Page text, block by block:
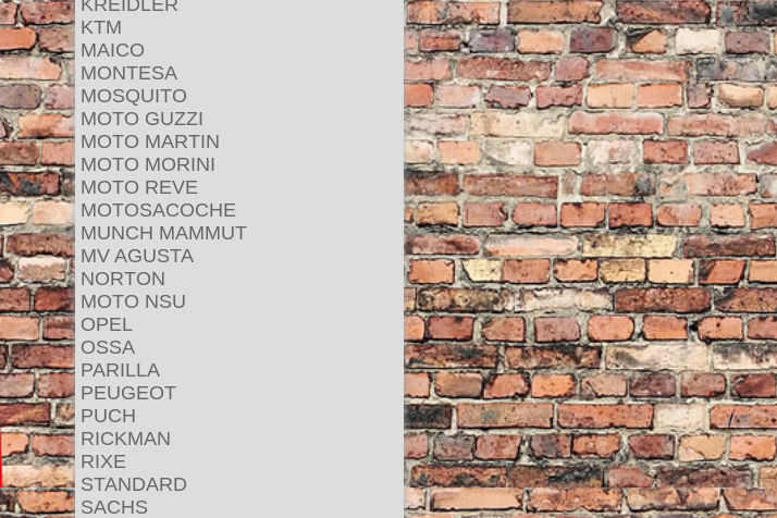
KREIDLER
KTM
MAICO
MONTESA
MOSQUITO
MOTO GUZZI
MOTO MARTIN
MOTO MORINI
MOTO REVE
MOTOSACOCHE
MUNCH MAMMUT
MV AGUSTA
NORTON
MOTO NSU
OPEL
OSSA
PARILLA
PEUGEOT
PUCH
RICKMAN
RIXE
STANDARD
SACHS